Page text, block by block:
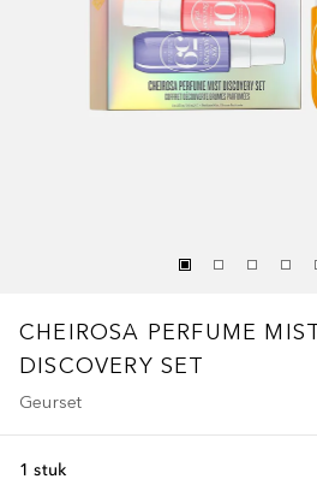
CHEIROSA PERFUME
DISCOVERY SET
Geurset
1 stuk